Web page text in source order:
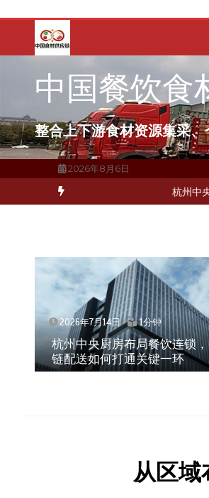
容
中国餐饮食
整合上下游食材资源集采
2026年8月6日
解冻品食材流通难题？ 杭州中央厨房布
2026年7月14日 1分钟
杭州中央厨房布局餐饮连锁，
链配送如何打通关键一环
从区域